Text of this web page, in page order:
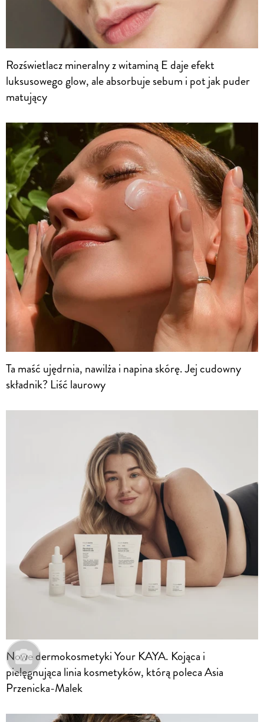
Rozświetlacz mineralny z witaminą E daje efekt
luksusowego glow, ale absorbuje sebum i pot jak puder
matujący
Ta maść ujędrnia, nawilża i napina skórę. Jej cudowny
składnik? Liść laurowy
Nowe dermokosmetyki Your KAYA. Kojąca i
pielęgnująca linia kosmetyków, którą poleca Asia
Przenicka-Malek